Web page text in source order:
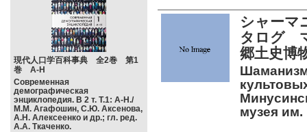
現代人口学百科事典 全2巻 第1
巻 А-Н
Современная
демографическая
энциклопедия. В 2 т. Т.1: А-Н./
М.М. Агафошин, С.Ю. Аксенова,
А.Н. Алексеенко и др.; гл. ред.
А.А. Ткаченко.
シャーマ
タログ
郷土史博
Шаманизм
музея